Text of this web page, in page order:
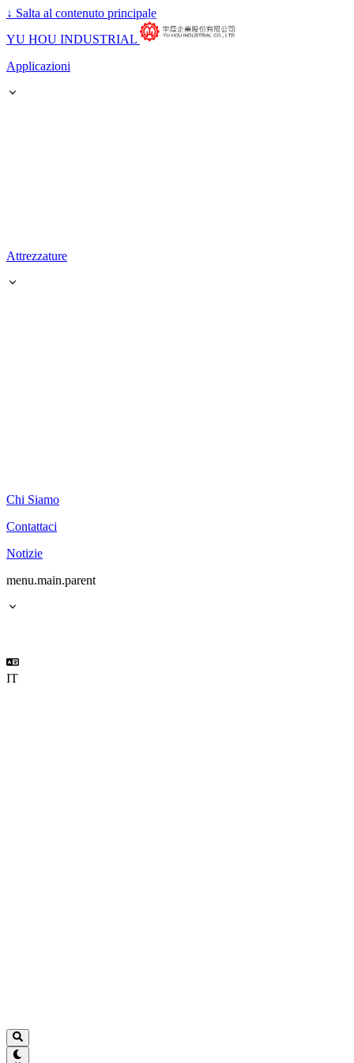
↓ Salta al contenuto principale
YU HOU INDUSTRIAL
Applicazioni
Attrezzature
Chi Siamo
Contattaci
Notizie
menu.main.parent
IT